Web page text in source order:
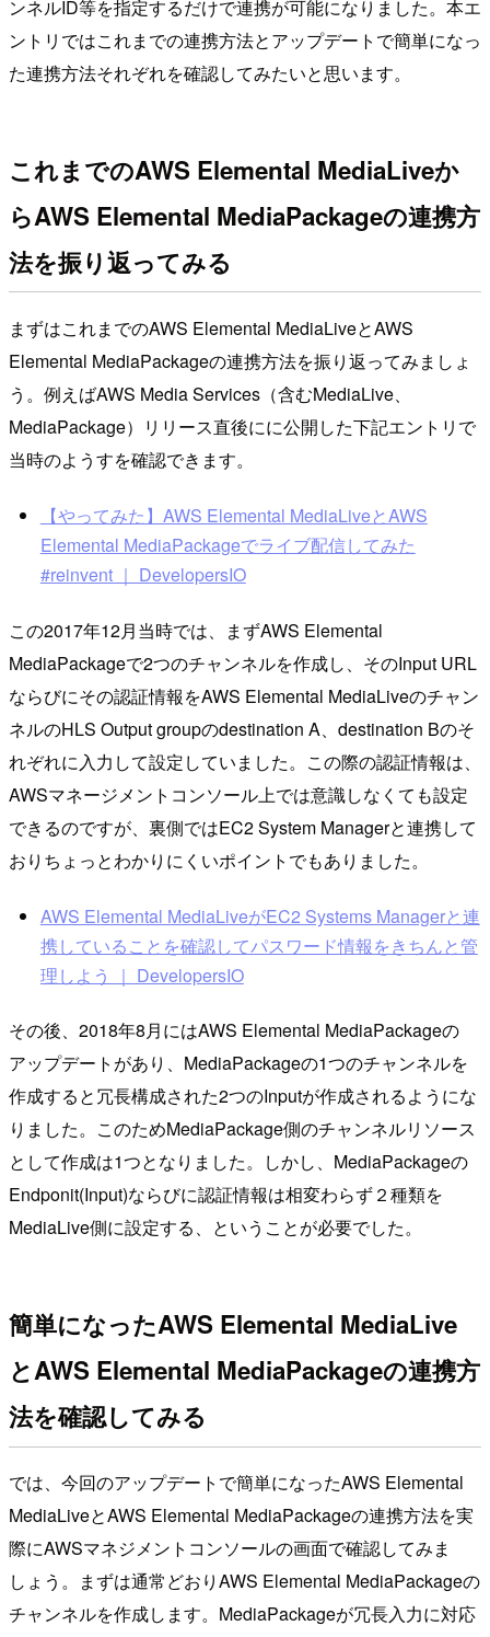
ンネルID等を指定するだけで連携が可能になりました。本エ
ントリではこれまでの連携方法とアップデートで簡単になっ
た連携方法それぞれを確認してみたいと思います。
これまでのAWS Elemental MediaLiveか
らAWS Elemental MediaPackageの連携方
法を振り返ってみる
まずはこれまでのAWS Elemental MediaLiveとAWS
Elemental MediaPackageの連携方法を振り返ってみましょ
う。例えばAWS Media Services（含むMediaLive、
MediaPackage）リリース直後にに公開した下記エントリで
当時のようすを確認できます。
【やってみた】AWS Elemental MediaLiveとAWS
Elemental MediaPackageでライブ配信してみた
#reinvent ｜ DevelopersIO
この2017年12月当時では、まずAWS Elemental
MediaPackageで2つのチャンネルを作成し、そのInput URL
ならびにその認証情報をAWS Elemental MediaLiveのチャン
ネルのHLS Output groupのdestination A、destination Bのそ
れぞれに入力して設定していました。この際の認証情報は、
AWSマネージメントコンソール上では意識しなくても設定
できるのですが、裏側ではEC2 System Managerと連携して
おりちょっとわかりにくいポイントでもありました。
AWS Elemental MediaLiveがEC2 Systems Managerと連
携していることを確認してパスワード情報をきちんと管
理しよう ｜ DevelopersIO
その後、2018年8月にはAWS Elemental MediaPackageの
アップデートがあり、MediaPackageの1つのチャンネルを
作成すると冗長構成された2つのInputが作成されるようにな
りました。このためMediaPackage側のチャンネルリソース
として作成は1つとなりました。しかし、MediaPackageの
Endponit(Input)ならびに認証情報は相変わらず２種類を
MediaLive側に設定する、ということが必要でした。
簡単になったAWS Elemental MediaLive
とAWS Elemental MediaPackageの連携方
法を確認してみる
では、今回のアップデートで簡単になったAWS Elemental
MediaLiveとAWS Elemental MediaPackageの連携方法を実
際にAWSマネジメントコンソールの画面で確認してみま
しょう。まずは通常どおりAWS Elemental MediaPackageの
チャンネルを作成します。MediaPackageが冗長入力に対応